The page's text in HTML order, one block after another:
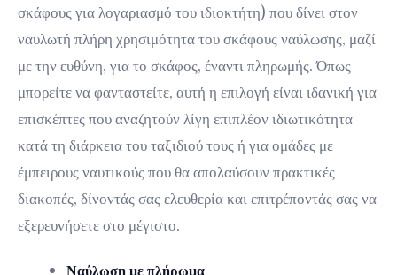
σκάφους για λογαριασμό του ιδιοκτήτη) που δίνει στον
ναυλωτή πλήρη χρησιμότητα του σκάφους ναύλωσης, μαζί
με την ευθύνη, για το σκάφος, έναντι πληρωμής. Όπως
μπορείτε να φανταστείτε, αυτή η επιλογή είναι ιδανική για
επισκέπτες που αναζητούν λίγη επιπλέον ιδιωτικότητα
κατά τη διάρκεια του ταξιδιού τους ή για ομάδες με
έμπειρους ναυτικούς που θα απολαύσουν πρακτικές
διακοπές, δίνοντάς σας ελευθερία και επιτρέποντάς σας να
εξερευνήσετε στο μέγιστο.